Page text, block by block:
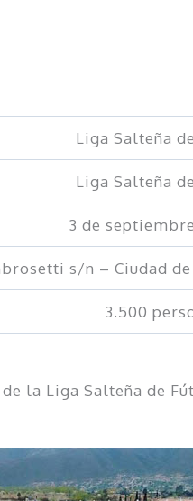
Liga Salteña
Liga Salteña
3 de
s/n – Ciudad
3.500
la Liga Salteña de